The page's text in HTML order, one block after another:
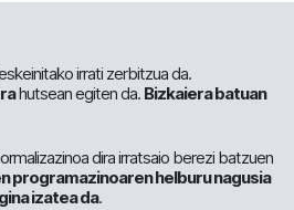
irrati zerbitzua da.
hutsean egiten da. Bizkaiera batuan
dira irratsaio berezi batzuen
programazinoaren helburu nagusia
izatea da.